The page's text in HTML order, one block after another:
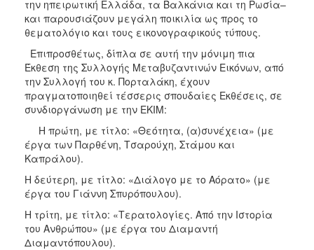
την ηπειρωτική Ελλάδα, τα Βαλκάνια και τη Ρωσία–
και παρουσιάζουν μεγάλη ποικιλία ως προς το
θεματολόγιο και τους εικονογραφικούς τύπους.
Επιπροσθέτως, δίπλα σε αυτή την μόνιμη πια
Έκθεση της Συλλογής Μεταβυζαντινών Εικόνων, από
την Συλλογή του κ. Πορταλάκη, έχουν
πραγματοποιηθεί τέσσερις σπουδαίες Εκθέσεις, σε
συνδιοργάνωση με την ΕΚΙΜ:
Η πρώτη, με τίτλο: «Θεότητα, (α)συνέχεια» (με
έργα των Παρθένη, Τσαρούχη, Στάμου και
Καπράλου).
Η δεύτερη, με τίτλο: «Διάλογο με το Αόρατο» (με
έργα του Γιάννη Σπυρόπουλου).
Η τρίτη, με τίτλο: «Τερατολογίες. Από την Ιστορία
του Ανθρώπου» (με έργα του Διαμαντή
Διαμαντόπουλου).